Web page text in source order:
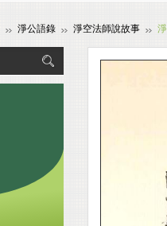
淨公語錄 淨空法師說故事